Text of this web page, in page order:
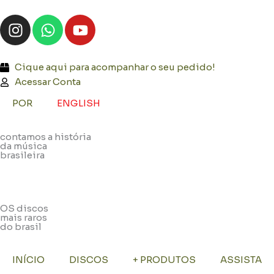
para
o
I
n
t
a
g
m
W
h
t
s
p
Y
o
t
u
b
Cique aqui para acompanhar o seu pedido!
Acessar Conta
POR
ENGLISH
contamos a história
da música
brasileira
OS discos
mais raros
do brasil
INÍCIO DISCOS + PRODUTOS ASSISTA